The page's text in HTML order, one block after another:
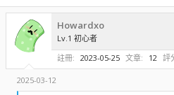
Howardxo
Lv.1 初心者
註冊
2023-05-25 文章 12 評
2025-03-12